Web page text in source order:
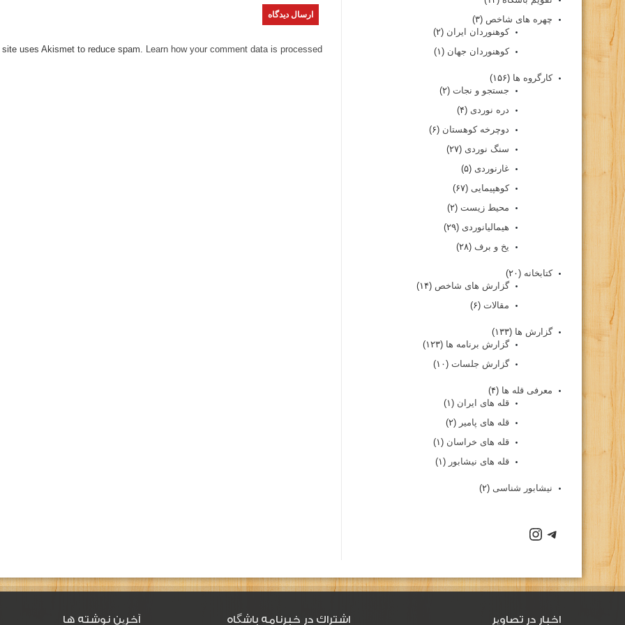
uses Akismet to reduce spam. Learn how your comment data is processed.
چهره های شاخص (۳)
کوهنوردان ایران (۲)
کوهنوردان جهان (۱)
کارگروه ها (۱۵۶)
جستجو و نجات (۲)
دره نوردی (۴)
دوچرخه کوهستان (۶)
سنگ نوردی (۲۷)
غارنوردی (۵)
کوهپیمایی (۶۷)
محیط زیست (۲)
هیمالیانوردی (۲۹)
یخ و برف (۲۸)
کتابخانه (۲۰)
گزارش های شاخص (۱۴)
مقالات (۶)
گزارش ها (۱۳۳)
گزارش برنامه ها (۱۲۳)
گزارش جلسات (۱۰)
معرفی قله ها (۴)
قله های ایران (۱)
قله های پامیر (۲)
قله های خراسان (۱)
قله های نیشابور (۱)
نیشابور شناسی (۲)
اخبار در تصاویر اشتراك در خبرنامه باشگاه آخرین نوشته ها